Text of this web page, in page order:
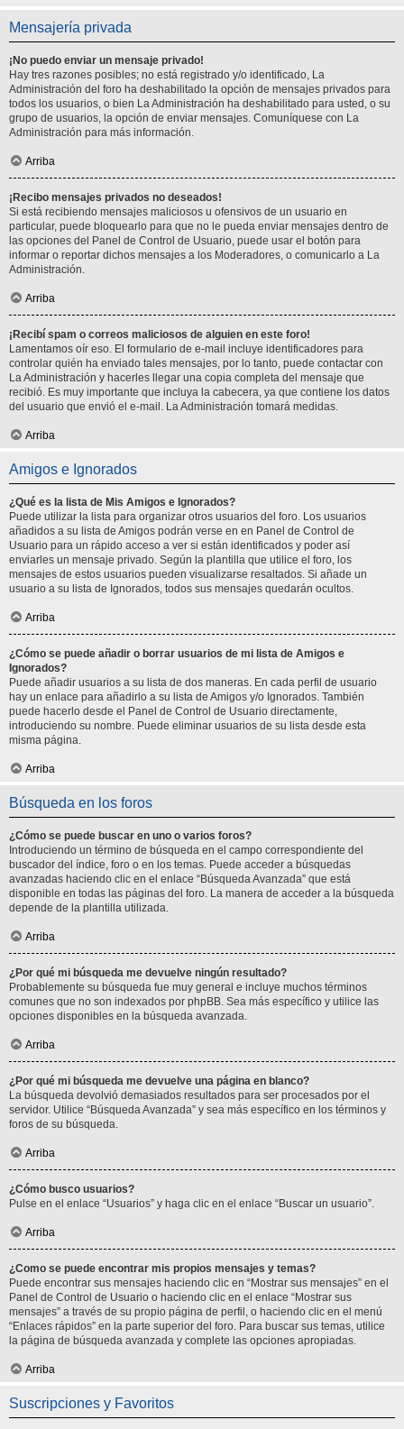
Mensajería privada
¡No puedo enviar un mensaje privado!
Hay tres razones posibles; no está registrado y/o identificado, La
Administración del foro ha deshabilitado la opción de mensajes privados para
todos los usuarios, o bien La Administración ha deshabilitado para usted, o su
grupo de usuarios, la opción de enviar mensajes. Comuníquese con La
Administración para más información.
Arriba
¡Recibo mensajes privados no deseados!
Si está recibiendo mensajes maliciosos u ofensivos de un usuario en
particular, puede bloquearlo para que no le pueda enviar mensajes dentro de
las opciones del Panel de Control de Usuario, puede usar el botón para
informar o reportar dichos mensajes a los Moderadores, o comunicarlo a La
Administración.
Arriba
¡Recibí spam o correos maliciosos de alguien en este foro!
Lamentamos oír eso. El formulario de e-mail incluye identificadores para
controlar quién ha enviado tales mensajes, por lo tanto, puede contactar con
La Administración y hacerles llegar una copia completa del mensaje que
recibió. Es muy importante que incluya la cabecera, ya que contiene los datos
del usuario que envió el e-mail. La Administración tomará medidas.
Arriba
Amigos e Ignorados
¿Qué es la lista de Mis Amigos e Ignorados?
Puede utilizar la lista para organizar otros usuarios del foro. Los usuarios
añadidos a su lista de Amigos podrán verse en en Panel de Control de
Usuario para un rápido acceso a ver si están identificados y poder así
enviarles un mensaje privado. Según la plantilla que utilice el foro, los
mensajes de estos usuarios pueden visualizarse resaltados. Si añade un
usuario a su lista de Ignorados, todos sus mensajes quedarán ocultos.
Arriba
¿Cómo se puede añadir o borrar usuarios de mi lista de Amigos e
Ignorados?
Puede añadir usuarios a su lista de dos maneras. En cada perfil de usuario
hay un enlace para añadirlo a su lista de Amigos y/o Ignorados. También
puede hacerlo desde el Panel de Control de Usuario directamente,
introduciendo su nombre. Puede eliminar usuarios de su lista desde esta
misma página.
Arriba
Búsqueda en los foros
¿Cómo se puede buscar en uno o varios foros?
Introduciendo un término de búsqueda en el campo correspondiente del
buscador del índice, foro o en los temas. Puede acceder a búsquedas
avanzadas haciendo clic en el enlace “Búsqueda Avanzada” que está
disponible en todas las páginas del foro. La manera de acceder a la búsqueda
depende de la plantilla utilizada.
Arriba
¿Por qué mi búsqueda me devuelve ningún resultado?
Probablemente su búsqueda fue muy general e incluye muchos términos
comunes que no son indexados por phpBB. Sea más específico y utilice las
opciones disponibles en la búsqueda avanzada.
Arriba
¿Por qué mi búsqueda me devuelve una página en blanco?
La búsqueda devolvió demasiados resultados para ser procesados por el
servidor. Utilice “Búsqueda Avanzada” y sea más específico en los términos y
foros de su búsqueda.
Arriba
¿Cómo busco usuarios?
Pulse en el enlace “Usuarios” y haga clic en el enlace “Buscar un usuario”.
Arriba
¿Como se puede encontrar mis propios mensajes y temas?
Puede encontrar sus mensajes haciendo clic en “Mostrar sus mensajes” en el
Panel de Control de Usuario o haciendo clic en el enlace “Mostrar sus
mensajes” a través de su propio página de perfil, o haciendo clic en el menú
“Enlaces rápidos” en la parte superior del foro. Para buscar sus temas, utilice
la página de búsqueda avanzada y complete las opciones apropiadas.
Arriba
Suscripciones y Favoritos